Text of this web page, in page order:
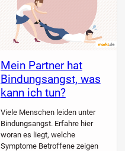
Mein Partner hat
Bindungsangst, was
kann ich tun?
Viele Menschen leiden unter
Bindungsangst. Erfahre hier
woran es liegt, welche
Symptome Betroffene zeigen